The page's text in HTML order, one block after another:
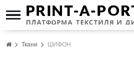
Ткани ШИФОН